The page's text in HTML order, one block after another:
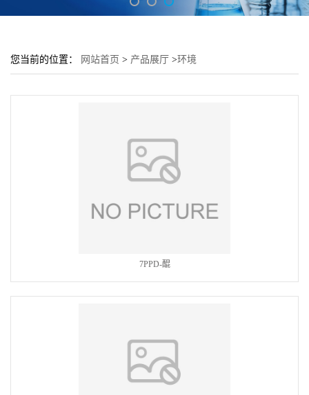
您当前的位置： 网站首页 > 产品展厅 >环境
7PPD-醌